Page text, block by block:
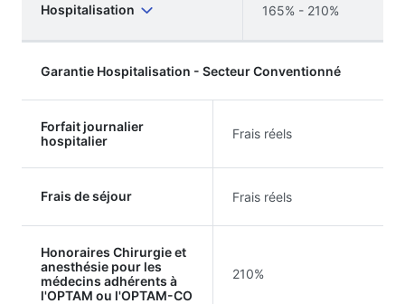
Hospitalisation 165% - 210%
Garantie Hospitalisation - Secteur Conventionné
Forfait journalier
hospitalier
Frais réels
Frais de séjour Frais réels
Honoraires Chirurgie et
anesthésie pour les
médecins adhérents à
l'OPTAM ou l'OPTAM-CO
210%